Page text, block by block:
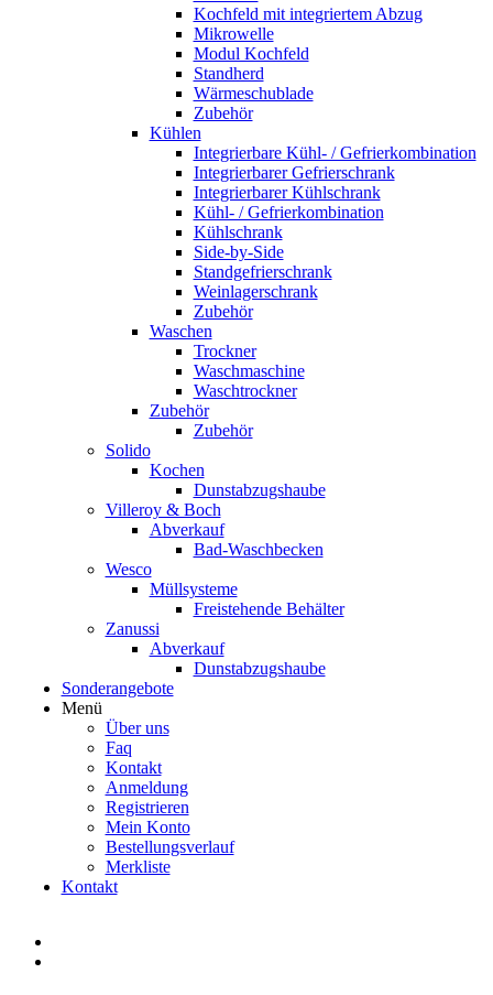
Kochfeld mit integriertem Abzug
Mikrowelle
Modul Kochfeld
Standherd
Wärmeschublade
Zubehör
Kühlen
Integrierbare Kühl- / Gefrierkombination
Integrierbarer Gefrierschrank
Integrierbarer Kühlschrank
Kühl- / Gefrierkombination
Kühlschrank
Side-by-Side
Standgefrierschrank
Weinlagerschrank
Zubehör
Waschen
Trockner
Waschmaschine
Waschtrockner
Zubehör
Zubehör
Solido
Kochen
Dunstabzugshaube
Villeroy & Boch
Abverkauf
Bad-Waschbecken
Wesco
Müllsysteme
Freistehende Behälter
Zanussi
Abverkauf
Dunstabzugshaube
Sonderangebote
Menü
Über uns
Faq
Kontakt
Anmeldung
Registrieren
Mein Konto
Bestellungsverlauf
Merkliste
Kontakt